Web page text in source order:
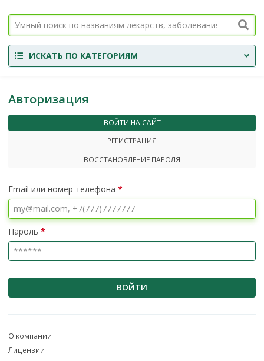
ИСКАТЬ ПО КАТЕГОРИЯМ
Авторизация
ВОЙТИ НА САЙТ
РЕГИСТРАЦИЯ
ВОССТАНОВЛЕНИЕ ПАРОЛЯ
Email или номер телефона *
Пароль *
ВОЙТИ
О компании
Лицензии